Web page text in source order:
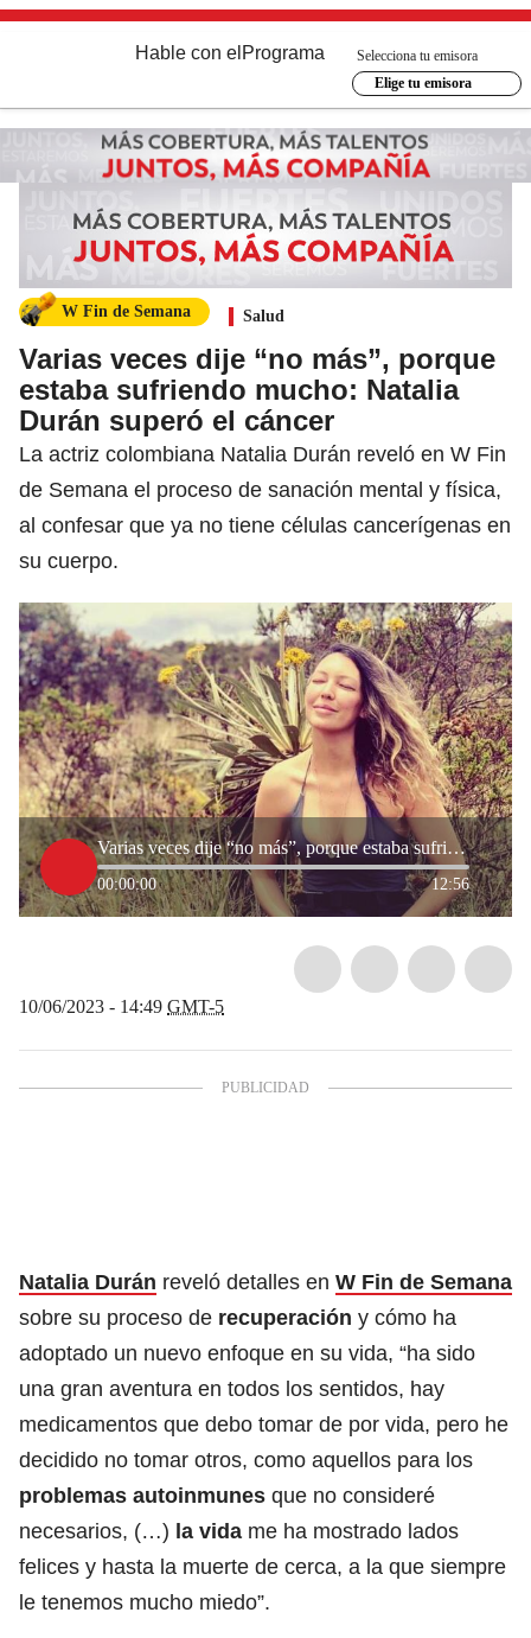
Hable con el Programa
Selecciona tu emisora
Elige tu emisora
W Fin de Semana Salud
Varias veces dije “no más”, porque
estaba sufriendo mucho: Natalia
Durán superó el cáncer
La actriz colombiana Natalia Durán reveló en W Fin
de Semana el proceso de sanación mental y física,
al confesar que ya no tiene células cancerígenas en
su cuerpo.
Varias veces dije “no más”, porque estaba sufriendo mucho: Natalia Durán superó el cáncer
00:00:00 12:56
10/06/2023 - 14:49 GMT-5
Natalia Durán reveló detalles en W Fin de Semana
sobre su proceso de recuperación y cómo ha
adoptado un nuevo enfoque en su vida, “ha sido
una gran aventura en todos los sentidos, hay
medicamentos que debo tomar de por vida, pero he
decidido no tomar otros, como aquellos para los
problemas autoinmunes que no consideré
necesarios, (…) la vida me ha mostrado lados
felices y hasta la muerte de cerca, a la que siempre
le tenemos mucho miedo”.